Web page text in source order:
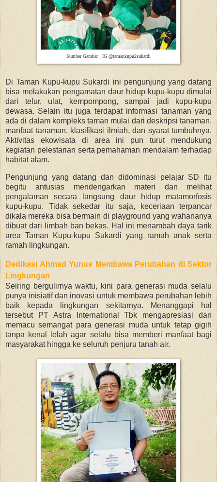
Sumber Gambar : IG @tamankupu2sukardi
Di Taman Kupu-kupu Sukardi ini pengunjung yang datang
bisa melakukan pengamatan daur hidup kupu-kupu dimulai
dari telur, ulat, kempompong, sampai jadi kupu-kupu
dewasa. Selain itu juga terdapat informasi tanaman yang
ada di dalam kompleks taman mulai dari deskripsi tanaman,
manfaat tanaman, klasifikasi ilmiah, dan syarat tumbuhnya.
Aktivitas ekowisata di area ini pun turut mendukung
kegiatan pelestarian serta pemahaman mendalam terhadap
habitat alam.
Pengunjung yang datang dan didominasi pelajar SD itu
begitu antusias mendengarkan materi dan melihat
pengalaman secara langsung daur hidup matamorfosis
kupu-kupu. Tidak sekedar itu saja, keceriaan terpancar
dikala mereka bisa bermain di playground yang wahananya
dibuat dari limbah ban bekas. Hal ini menambah daya tarik
area Taman Kupu-kupu Sukardi yang ramah anak serta
ramah lingkungan.
Dedikasi Ahmad Yunus Membawa Perubahan di Sektor
Lingkungan
Seiring bergulirnya waktu, kini para generasi muda selalu
punya inisiatif dan inovasi untuk membawa perubahan lebih
baik kepada lingkungan sekitarnya. Menanggapi hal
tersebut PT Astra International Tbk mengapresiasi dan
memacu semangat para generasi muda untuk tetap gigih
tanpa kenal lelah agar selalu bisa memberi manfaat bagi
masyarakat hingga ke seluruh penjuru tanah air.